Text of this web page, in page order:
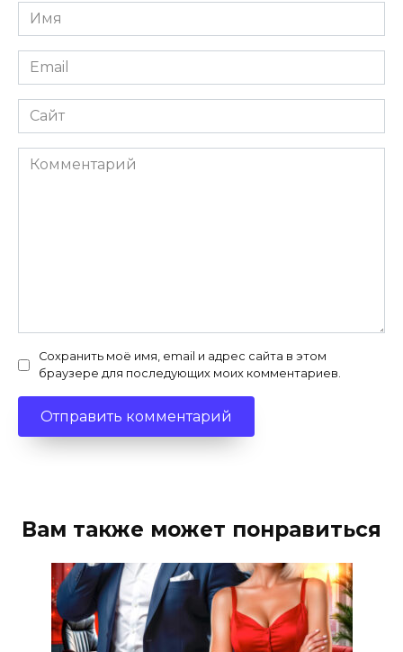
Имя
*
Email
*
Сайт
Комментарий
Сохранить моё имя, email и адрес сайта в этом
браузере для последующих моих комментариев.
Вам также может понравиться